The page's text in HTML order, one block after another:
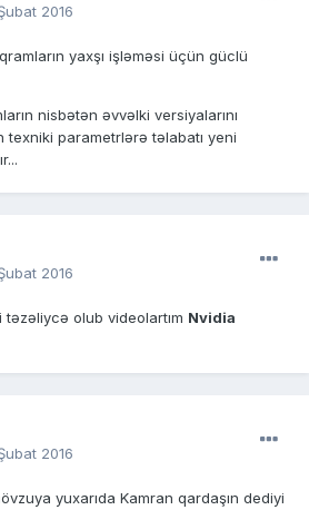
2016
yaxşı işləməsi üçün güclü
nisbətən əvvəlki versiyalarını
texniki parametrlərə təlabatı yeni
2016
olub videolartım Nvidia
2016
yuxarıda Kamran qardaşın dediyi